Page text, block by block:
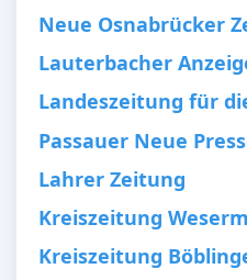
Neue Osnabrücker
Lauterbacher
Landeszeitung für
Passauer Neue
Lahrer Zeitung
Kreiszeitung
Kreiszeitung